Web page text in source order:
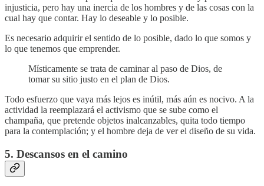
injusticia, pero hay una inercia de los hombres y de las cosas con la
cual hay que contar. Hay lo deseable y lo posible.
Es necesario adquirir el sentido de lo posible, dado lo que somos y
lo que tenemos que emprender.
Místicamente se trata de caminar al paso de Dios, de
tomar su sitio justo en el plan de Dios.
Todo esfuerzo que vaya más lejos es inútil, más aún es nocivo. A la
actividad la reemplazará el activismo que se sube como el
champaña, que pretende objetos inalcanzables, quita todo tiempo
para la contemplación; y el hombre deja de ver el diseño de su vida.
5. Descansos en el camino